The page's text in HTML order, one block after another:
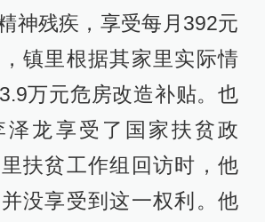
神残疾，享受每月392元
镇里根据其家里实际情
万元危房改造补贴。也
泽龙享受了国家扶贫政
扶贫工作组回访时，他
没享受到这一权利。他